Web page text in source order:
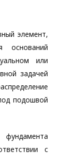
элемент,
оснований
или
задачей
подошвой
с